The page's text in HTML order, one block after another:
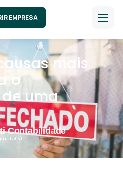
EMPRESA
mais
o
uma
Contabilidade